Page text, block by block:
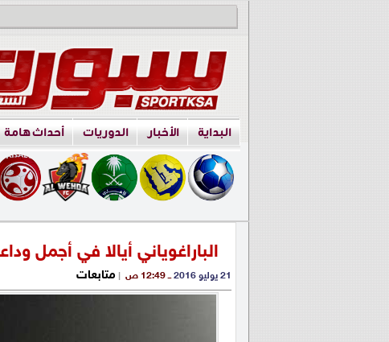
البداية الأخبار الدوريات أحداث هامة
الباراغوياني أيالا في أجمل
21 يوليو 2016 ــ 12:49 ص | متابعات